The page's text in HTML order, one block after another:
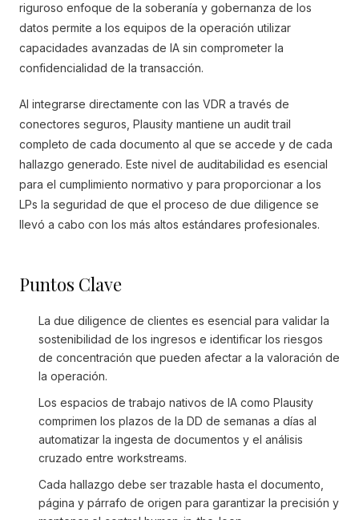
riguroso enfoque de la soberanía y gobernanza de los
datos permite a los equipos de la operación utilizar
capacidades avanzadas de IA sin comprometer la
confidencialidad de la transacción.
Al integrarse directamente con las VDR a través de
conectores seguros, Plausity mantiene un audit trail
completo de cada documento al que se accede y de cada
hallazgo generado. Este nivel de auditabilidad es esencial
para el cumplimiento normativo y para proporcionar a los
LPs la seguridad de que el proceso de due diligence se
llevó a cabo con los más altos estándares profesionales.
Puntos Clave
La due diligence de clientes es esencial para validar la
sostenibilidad de los ingresos e identificar los riesgos
de concentración que pueden afectar a la valoración de
la operación.
Los espacios de trabajo nativos de IA como Plausity
comprimen los plazos de la DD de semanas a días al
automatizar la ingesta de documentos y el análisis
cruzado entre workstreams.
Cada hallazgo debe ser trazable hasta el documento,
página y párrafo de origen para garantizar la precisión y